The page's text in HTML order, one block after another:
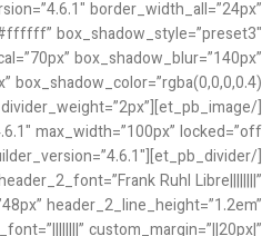
border_width_all=”24px”
box_shadow_style=”preset3″
box_shadow_blur=”140px”
divider_weight=”2px”
_builder_version=”4.6.1″
Ruhl Libre||||||||”
header_2_line_height=”1.2em”